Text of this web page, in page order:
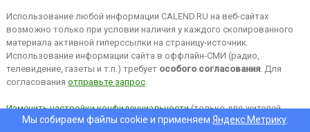
Использование любой информации CALEND.RU на веб-сайтах
возможно только при условии наличия у каждого скопированного
материала активной гиперссылки на страницу-источник.
Использование информации сайта в оффлайн-СМИ (радио,
телевидение, газеты и т.п.) требует особого согласования. Для
согласования отправьте запрос.
Изменить настройки конфиденциальности(только для жителей
EEA).Мы собираем файлы cookie и применяем Яндекс.Метрику.